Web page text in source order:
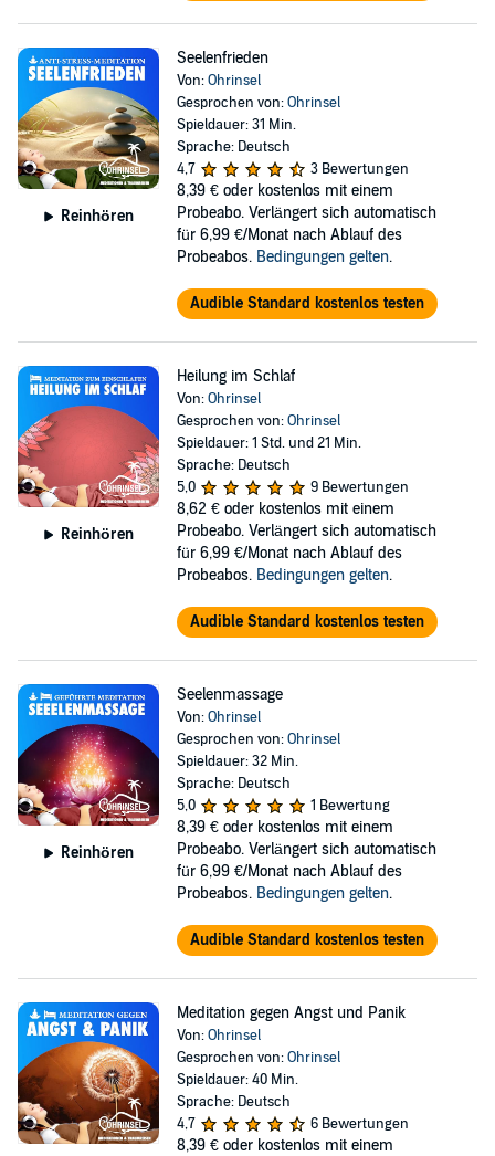
Reinhören
Seelenfrieden
Von:Ohrinsel
Gesprochen von:Ohrinsel
Spieldauer: 31 Min.
Sprache: Deutsch
4,7
3 Bewertungen
8,39 € oder kostenlos mit einem
Probeabo. Verlängert sich automatisch
für 6,99 €/Monat nach Ablauf des
Probeabos. Bedingungen gelten.
Audible Standard kostenlos testen
Reinhören
Heilung im Schlaf
Von:Ohrinsel
Gesprochen von:Ohrinsel
Spieldauer: 1 Std. und 21 Min.
Sprache: Deutsch
5,0
9 Bewertungen
8,62 € oder kostenlos mit einem
Probeabo. Verlängert sich automatisch
für 6,99 €/Monat nach Ablauf des
Probeabos. Bedingungen gelten.
Audible Standard kostenlos testen
Reinhören
Seelenmassage
Von:Ohrinsel
Gesprochen von:Ohrinsel
Spieldauer: 32 Min.
Sprache: Deutsch
5,0
1 Bewertung
8,39 € oder kostenlos mit einem
Probeabo. Verlängert sich automatisch
für 6,99 €/Monat nach Ablauf des
Probeabos. Bedingungen gelten.
Audible Standard kostenlos testen
Meditation gegen Angst und Panik
Von:Ohrinsel
Gesprochen von:Ohrinsel
Spieldauer: 40 Min.
Sprache: Deutsch
4,7
6 Bewertungen
8,39 € oder kostenlos mit einem